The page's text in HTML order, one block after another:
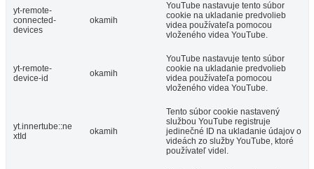
yt-remote-
connected-
devices
okamih
YouTube nastavuje tento súbor
cookie na ukladanie predvolieb
videa používateľa pomocou
vloženého videa YouTube.
yt-remote-
device-id
okamih
YouTube nastavuje tento súbor
cookie na ukladanie predvolieb
videa používateľa pomocou
vloženého videa YouTube.
yt.innertube::ne
xtId
okamih
Tento súbor cookie nastavený
službou YouTube registruje
jedinečné ID na ukladanie údajov o
videách zo služby YouTube, ktoré
používateľ videl.